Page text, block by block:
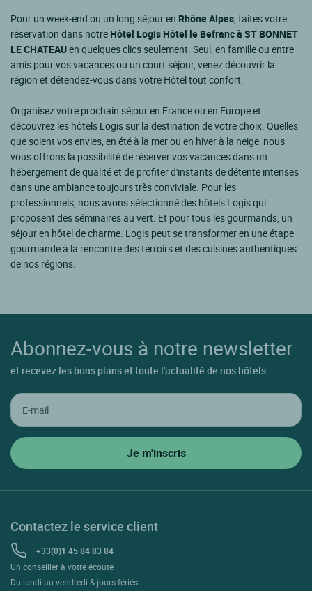
Pour un week-end ou un long séjour en Rhône Alpes, faites votre
réservation dans notre Hôtel Logis Hôtel le Befranc à ST BONNET
LE CHATEAUen quelques clics seulement. Seul, en famille ou entre
amis pour vos vacances ou un court séjour, venez découvrir la
région et détendez-vous dans votre Hôtel tout confort.
Organisez votre prochain séjour en France ou en Europe et
découvrez les hôtels Logis sur la destination de votre choix. Quelles
que soient vos envies, en été à la mer ou en hiver à la neige, nous
vous offrons la possibilité de réserver vos vacances dans un
hébergement de qualité et de profiter d'instants de détente intenses
dans une ambiance toujours très conviviale. Pour les
professionnels, nous avons sélectionné des hôtels Logis qui
proposent des séminaires au vert. Et pour tous les gourmands, un
séjour en hôtel de charme. Logis peut se transformer en une étape
gourmande à la rencontre des terroirs et des cuisines authentiques
de nos régions.
Abonnez-vous à notre newsletter
et recevez les bons plans et toute l'actualité de nos hôtels.
Contactez le service client
+33(0)1 45 84 83 84
Un conseiller à votre écoute
Du lundi au vendredi & jours fériés :